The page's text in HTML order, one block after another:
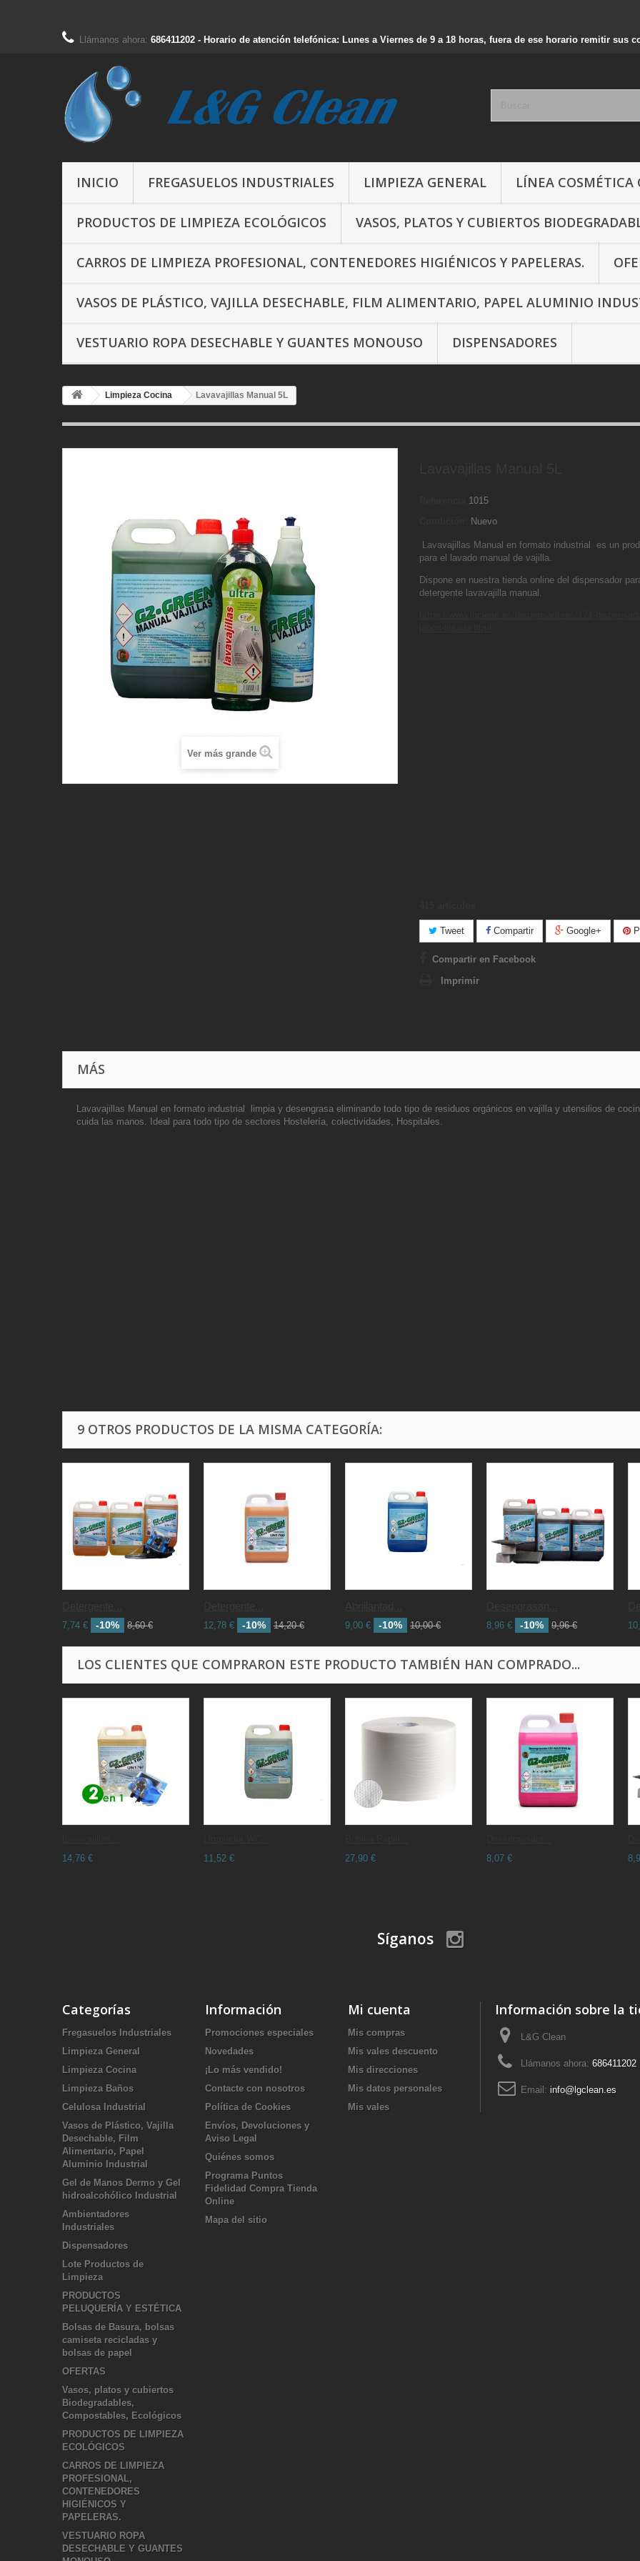
Llámanos ahora: 686411202 - Horario de atención telefónica: Lunes a Viernes de 9 a 18 horas, fuera de ese horario remitir sus
INICIO FREGASUELOS INDUSTRIALES LIMPIEZA GENERAL LÍNEA COSMÉTICA
PRODUCTOS DE LIMPIEZA ECOLÓGICOS VASOS, PLATOS Y CUBIERTOS
CARROS DE LIMPIEZA PROFESIONAL, CONTENEDORES HIGIÉNICOS Y PAPELERAS.
VASOS DE PLÁSTICO, VAJILLA DESECHABLE, FILM ALIMENTARIO, PAPEL ALUMINIO
VESTUARIO ROPA DESECHABLE Y GUANTES MONOUSO DISPENSADORES
Limpieza Cocina Lavavajillas Manual 5L
Ver más grande
1015
Nuevo
Lavavajillas Manual en formato industrial es un
para el lavado manual de vajilla.
Dispone en nuestra tienda online del dispensador
detergente lavavajilla manual.
Tweet Compartir Google+
Compartir en Facebook
Imprimir
MÁS
Lavavajillas Manual en formato industrial limpia y desengrasa eliminando todo tipo de residuos orgánicos en vajilla y utensilios de
cuida las manos. Ideal para todo tipo de sectores Hostelería, colectividades, Hospitales.
9 OTROS PRODUCTOS DE LA MISMA CATEGORÍA:
7,74 € -10% 8,60 € 12,78 € -10% 14,20 € 9,00 € -10% 10,00 € 8,96 € -10% 9,96 €
LOS CLIENTES QUE COMPRARON ESTE PRODUCTO TAMBIÉN HAN COMPRADO...
14,76 €
11,52 €
27,90 €
8,07 €
Síganos
Categorías
Fregasuelos Industriales
Limpieza General
Limpieza Cocina
Limpieza Baños
Celulosa Industrial
Vasos de Plástico, Vajilla
Desechable, Film
Alimentario, Papel
Aluminio Industrial
Gel de Manos Dermo y Gel
hidroalcohólico Industrial
Ambientadores
Industriales
Dispensadores
Lote Productos de
Limpieza
PRODUCTOS
PELUQUERÍA Y ESTÉTICA
Bolsas de Basura, bolsas
camiseta recicladas y
bolsas de papel
OFERTAS
Vasos, platos y cubiertos
Biodegradables,
Compostables, Ecológicos
PRODUCTOS DE LIMPIEZA
ECOLÓGICOS
CARROS DE LIMPIEZA
PROFESIONAL,
CONTENEDORES
HIGIÉNICOS Y
PAPELERAS.
VESTUARIO ROPA
DESECHABLE Y GUANTES
Información
Promociones especiales
Novedades
¡Lo más vendido!
Contacte con nosotros
Política de Cookies
Envíos, Devoluciones y
Aviso Legal
Quiénes somos
Programa Puntos
Fidelidad Compra Tienda
Online
Mapa del sitio
Mi cuenta
Mis compras
Mis vales descuento
Mis direcciones
Mis datos personales
Mis vales
Información sobre la
L&G Clean
Llámanos ahora: 686411202
Email: info@lgclean.es